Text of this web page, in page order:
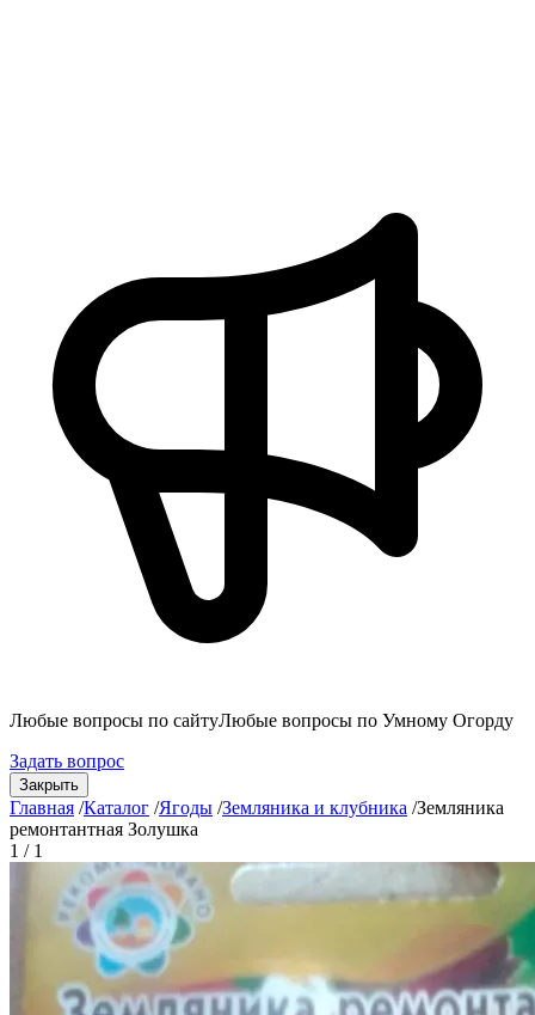
Любые вопросы по сайтуЛюбые вопросы по Умному Огорду
Задать вопрос
Закрыть
Главная /Каталог /Ягоды /Земляника и клубника /Земляника
ремонтантная Золушка
1 / 1